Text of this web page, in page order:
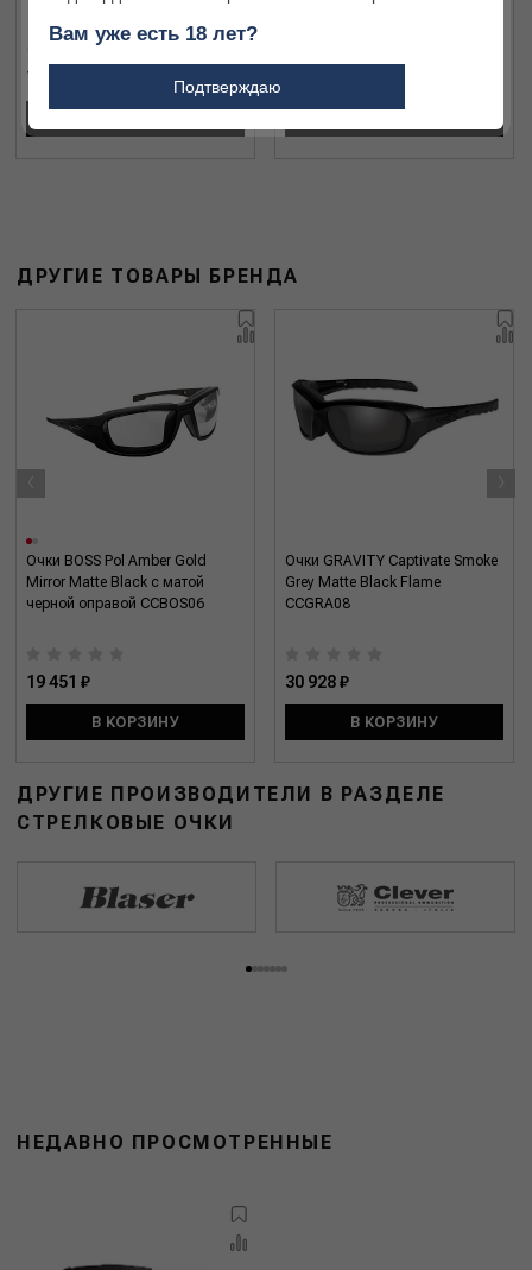
7 000 ₽
ДРУГИЕ ТОВАРЫ БРЕНДА
Очки BOSS Pol Amber Gold
Mirror Matte Black с матой
черной оправой CCBOS06
19 451 ₽
В КОРЗИНУ
Очки GRAVITY Captivate Smoke
Grey Matte Black Flame
CCGRA08
30 928 ₽
В КОРЗИНУ
‹ ›
ДРУГИЕ ПРОИЗВОДИТЕЛИ В РАЗДЕЛЕ
СТРЕЛКОВЫЕ ОЧКИ
НЕДАВНО ПРОСМОТРЕННЫЕ
Вам уже есть 18 лет?
Подтверждаю